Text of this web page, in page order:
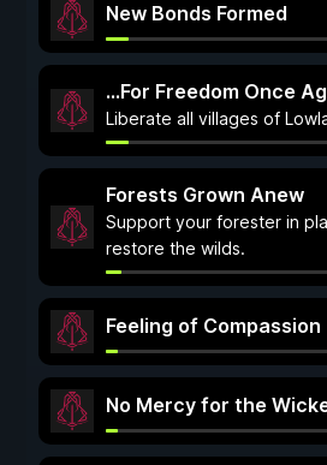
New Bonds Formed
...For Freedom Once
Liberate all villages of
Forests Grown Anew
Support your forester in
restore the wilds.
Feeling of Compassion
No Mercy for the